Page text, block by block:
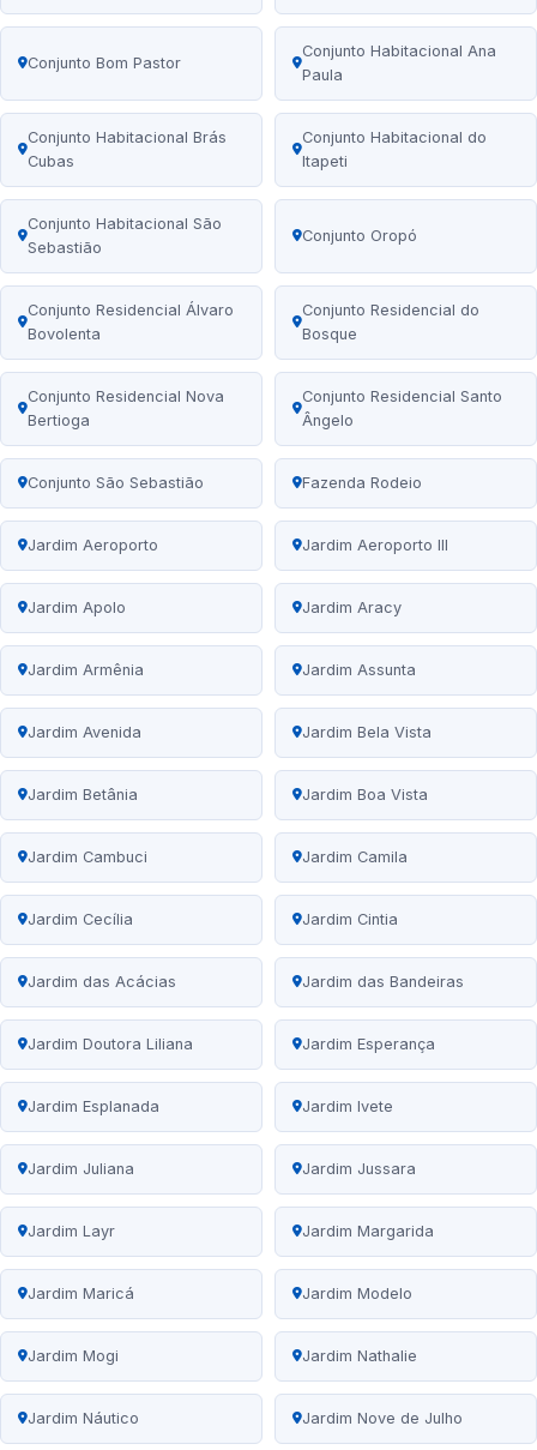
Conjunto Bom Pastor
Conjunto Habitacional Ana
Paula
Conjunto Habitacional Brás
Cubas
Conjunto Habitacional do
Itapeti
Conjunto Habitacional São
Sebastião
Conjunto Oropó
Conjunto Residencial Álvaro
Bovolenta
Conjunto Residencial do
Bosque
Conjunto Residencial Nova
Bertioga
Conjunto Residencial Santo
Ângelo
Conjunto São Sebastião Fazenda Rodeio
Jardim Aeroporto Jardim Aeroporto III
Jardim Apolo Jardim Aracy
Jardim Armênia Jardim Assunta
Jardim Avenida Jardim Bela Vista
Jardim Betânia Jardim Boa Vista
Jardim Cambuci Jardim Camila
Jardim Cecília Jardim Cintia
Jardim das Acácias Jardim das Bandeiras
Jardim Doutora Liliana Jardim Esperança
Jardim Esplanada Jardim Ivete
Jardim Juliana Jardim Jussara
Jardim Layr Jardim Margarida
Jardim Maricá Jardim Modelo
Jardim Mogi Jardim Nathalie
Jardim Náutico Jardim Nove de Julho